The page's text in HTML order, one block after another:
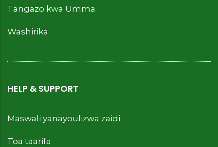
Tangazo kwa Umma
Washirika
HELP & SUPPORT
Maswali yanayoulizwa zaidi
Toa taarifa